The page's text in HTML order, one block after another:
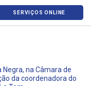
SERVIÇOS ONLINE
na Câmara de
da coordenadora do